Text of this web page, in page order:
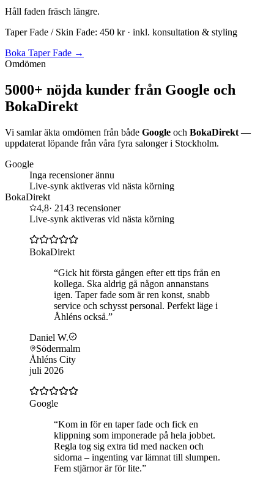
Håll faden fräsch längre.
Taper Fade / Skin Fade: 450 kr · inkl. konsultation & styling
Boka Taper Fade →
Omdömen
5000+ nöjda kunder från Google och
BokaDirekt
Vi samlar äkta omdömen från både Google och BokaDirekt —
uppdaterat löpande från våra fyra salonger i Stockholm.
Google
Inga recensioner ännu
Live-synk aktiveras vid nästa körning
BokaDirekt
4,8· 2143 recensioner
Live-synk aktiveras vid nästa körning
BokaDirekt
“Gick hit första gången efter ett tips från en
kollega. Ska aldrig gå någon annanstans
igen. Taper fade som är ren konst, snabb
service och schysst personal. Perfekt läge i
Åhléns också.”
Daniel W.
Södermalm
Åhléns City
juli 2026
Google
“Kom in för en taper fade och fick en
klippning som imponerade på hela jobbet.
Regla tog sig extra tid med nacken och
sidorna – ingenting var lämnat till slumpen.
Fem stjärnor är för lite.”